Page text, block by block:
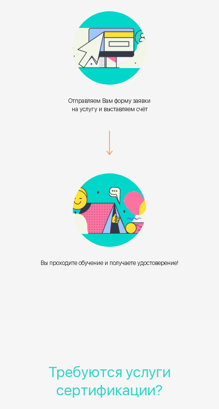
Отправляем Вам форму заявки
на услугу и выставляем счёт
Вы проходите обучение и получаете удостоверение!
Требуются услуги
сертификации?